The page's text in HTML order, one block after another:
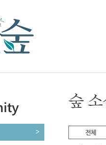
전체